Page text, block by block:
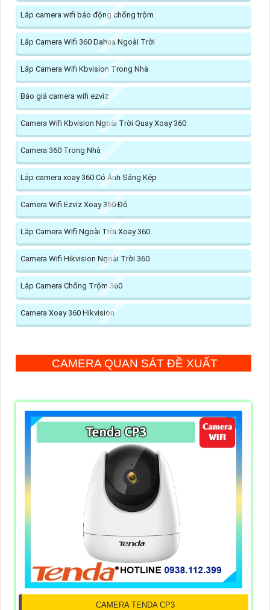
Lắp camera wifi báo động chống trộm
Lắp Camera Wifi 360 Dahua Ngoài Trời
Lắp Camera Wifi Kbvision Trong Nhà
Báo giá camera wifi ezviz
Camera Wifi Kbvision Ngoài Trời Quay Xoay 360
Camera 360 Trong Nhà
Lắp camera xoay 360 Có Ánh Sáng Kép
Camera Wifi Ezviz Xoay 360 Độ
Lắp Camera Wifi Ngoài Trời Xoay 360
Camera Wifi Hikvision Ngoài Trời 360
Lắp Camera Chống Trộm 360
Camera Xoay 360 Hikvision
CAMERA QUAN SÁT ĐỀ XUẤT
CAMERA TENDA CP3